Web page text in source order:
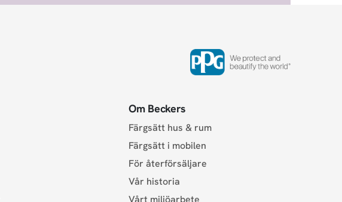
Om Beckers
Färgsätt hus & rum
Färgsätt i mobilen
För återförsäljare
Vår historia
Vårt miljöarbete